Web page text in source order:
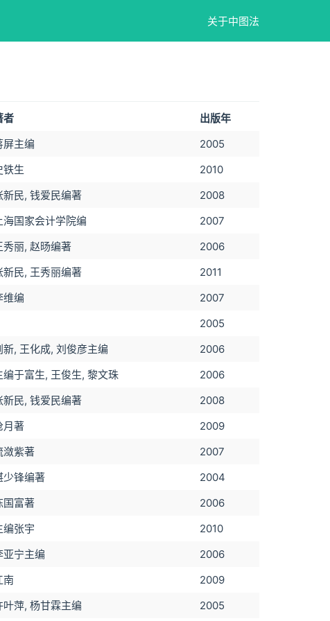
关于中图法
者
出版年
屏主编
2005
铁生
2010
新民, 钱爱民编著
2008
海国家会计学院编
2007
秀丽, 赵旸编著
2006
新民, 王秀丽编著
2011
维编
2007
2005
新, 王化成, 刘俊彦主编
2006
编于富生, 王俊生, 黎文珠
2006
新民, 钱爱民编著
2008
月著
2009
潋紫著
2007
少锋编著
2004
国富著
2006
编张宇
2010
亚宁主编
2006
南
2009
叶萍, 杨甘霖主编 2005